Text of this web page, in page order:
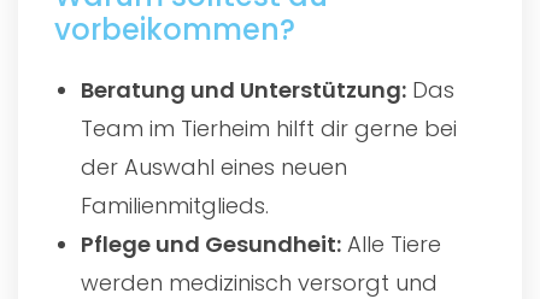
vorbeikommen?
Beratung und Unterstützung: Das
Team im Tierheim hilft dir gerne bei
der Auswahl eines neuen
Familienmitglieds.
Pflege und Gesundheit: Alle Tiere
werden medizinisch versorgt und